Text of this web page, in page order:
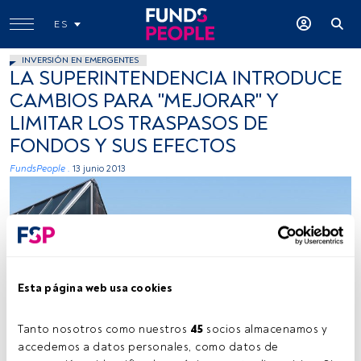
Esta página web usa cookies
Tanto nosotros como nuestros 45 socios almacenamos y
accedemos a datos personales, como datos de
ES
INVERSIÓN EN EMERGENTES
LA SUPERINTENDENCIA INTRODUCE
CAMBIOS PARA "MEJORAR" Y
LIMITAR LOS TRASPASOS DE
FONDOS Y SUS EFECTOS
FundsPeople . 13 junio 2013